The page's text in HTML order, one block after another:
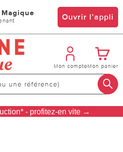
Ouvrir l’appli
Mon compteMon panier
- profitez-en vite →